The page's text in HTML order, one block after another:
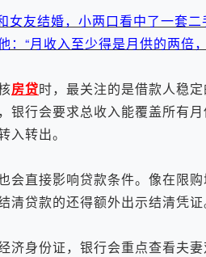
女友结婚，小两口看中了一套
：“月收入至少得是月供的两
房贷时，最关注的是借款人稳
银行会要求总收入能覆盖所有
入转出。
直接影响贷款条件。像在限购
清贷款的还得额外出示结清凭
济身份证，银行会重点查看夫